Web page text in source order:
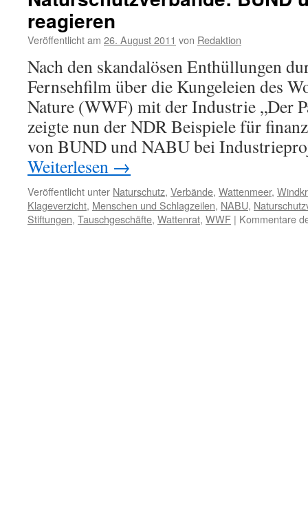
reagieren
Veröffentlicht am 26. August 2011 von Redaktion
Nach den skandalösen Enthüllungen
Fernsehfilm über die Kungeleien des
Nature (WWF) mit der Industrie „Der
zeigte nun der NDR Beispiele für
von BUND und NABU bei
Weiterlesen →
Veröffentlicht unter Naturschutz, Verbände, Wattenmeer,
Klageverzicht, Menschen und Schlagzeilen, NABU,
Stiftungen, Tauschgeschäfte, Wattenrat, WWF | Kommentare